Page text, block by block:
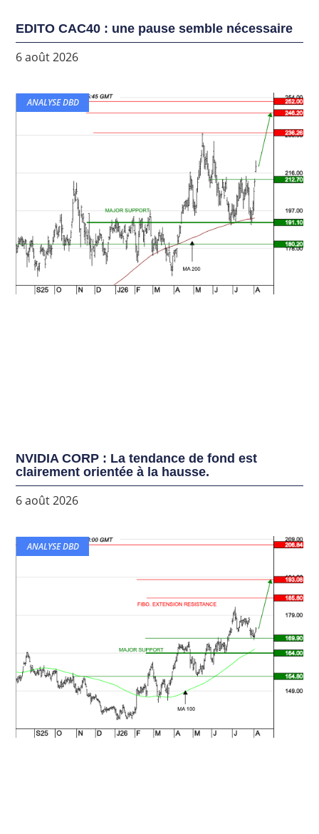
EDITO CAC40 : une pause semble nécessaire
6 août 2026
ANALYSE DBD
NVIDIA CORP : La tendance de fond est
clairement orientée à la hausse.
6 août 2026
ANALYSE DBD